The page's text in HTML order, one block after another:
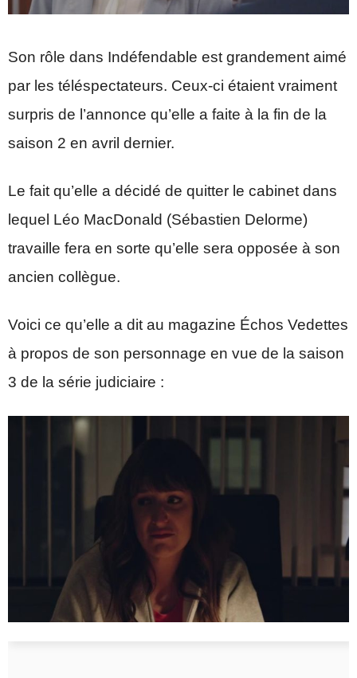
Son rôle dans Indéfendable est grandement aimé
par les téléspectateurs. Ceux-ci étaient vraiment
surpris de l’annonce qu’elle a faite à la fin de la
saison 2 en avril dernier.
Le fait qu’elle a décidé de quitter le cabinet dans
lequel Léo MacDonald (Sébastien Delorme)
travaille fera en sorte qu’elle sera opposée à son
ancien collègue.
Voici ce qu’elle a dit au magazine Échos Vedettes
à propos de son personnage en vue de la saison
3 de la série judiciaire :